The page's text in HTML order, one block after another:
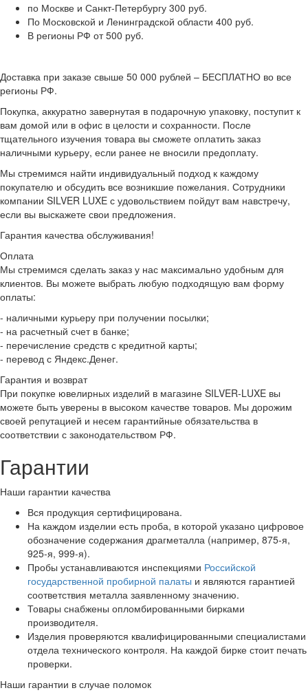
по Москве и Санкт-Петербургу 300 руб.
По Московской и Ленинградской области 400 руб.
В регионы РФ от 500 руб.
Доставка при заказе свыше 50 000 рублей – БЕСПЛАТНО во все
регионы РФ.
Покупка, аккуратно завернутая в подарочную упаковку, поступит к
вам домой или в офис в целости и сохранности. После
тщательного изучения товара вы сможете оплатить заказ
наличными курьеру, если ранее не вносили предоплату.
Мы стремимся найти индивидуальный подход к каждому
покупателю и обсудить все возникшие пожелания. Сотрудники
компании SILVER LUXE с удовольствием пойдут вам навстречу,
если вы выскажете свои предложения.
Гарантия качества обслуживания!
Оплата
Мы стремимся сделать заказ у нас максимально удобным для
клиентов. Вы можете выбрать любую подходящую вам форму
оплаты:
- наличными курьеру при получении посылки;
- на расчетный счет в банке;
- перечисление средств с кредитной карты;
- перевод с Яндекс.Денег.
Гарантия и возврат
При покупке ювелирных изделий в магазине SILVER-LUXE вы
можете быть уверены в высоком качестве товаров. Мы дорожим
своей репутацией и несем гарантийные обязательства в
соответствии с законодательством РФ.
Гарантии
Наши гарантии качества
Вся продукция сертифицирована.
На каждом изделии есть проба, в которой указано цифровое
обозначение содержания драгметалла (например, 875-я,
925-я, 999-я).
Пробы устанавливаются инспекциями Российской
государственной пробирной палаты и являются гарантией
соответствия металла заявленному значению.
Товары снабжены опломбированными бирками
производителя.
Изделия проверяются квалифицированными специалистами
отдела технического контроля. На каждой бирке стоит печать
проверки.
Наши гарантии в случае поломок